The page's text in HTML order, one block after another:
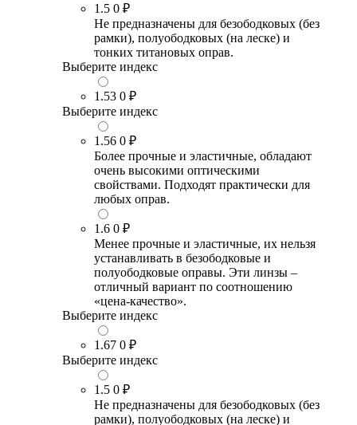
1.5 0 ₽
Не предназначены для безободковых (без
рамки), полуободковых (на леске) и
тонких титановых оправ.
Выберите индекс
1.53 0 ₽
Выберите индекс
1.56 0 ₽
Более прочные и эластичные, обладают
очень высокими оптическими
свойствами. Подходят практически для
любых оправ.
1.6 0 ₽
Менее прочные и эластичные, их нельзя
устанавливать в безободковые и
полуободковые оправы. Эти линзы –
отличный вариант по соотношению
«цена-качество».
Выберите индекс
1.67 0 ₽
Выберите индекс
1.5 0 ₽
Не предназначены для безободковых (без
рамки), полуободковых (на леске) и